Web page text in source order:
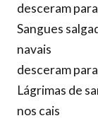
desceram
Sangues
navais
desceram
Lágrimas de
nos cais